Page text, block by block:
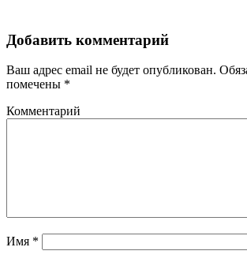
Добавить комментарий
Ваш адрес email не будет опубликован.
помечены *
Комментарий
Имя *